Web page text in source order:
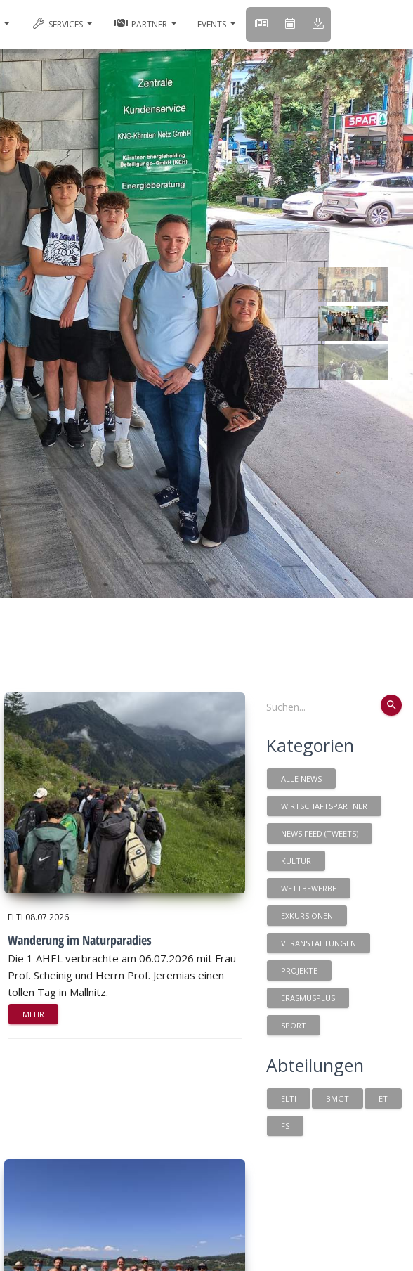
SERVICES PARTNER EVENTS
ELTI 08.07.2026
Wanderung im Naturparadies
Die 1 AHEL verbrachte am 06.07.2026 mit Frau
Prof. Scheinig und Herrn Prof. Jeremias einen
tollen Tag in Mallnitz.
MEHR
search
Kategorien
ALLE NEWS
WIRTSCHAFTSPARTNER
NEWS FEED (TWEETS)
KULTUR
WETTBEWERBE
EXKURSIONEN
VERANSTALTUNGEN
PROJEKTE
ERASMUSPLUS
SPORT
Abteilungen
ELTI BMGT ET
FS